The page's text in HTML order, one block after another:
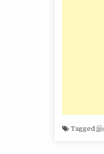
Tagged